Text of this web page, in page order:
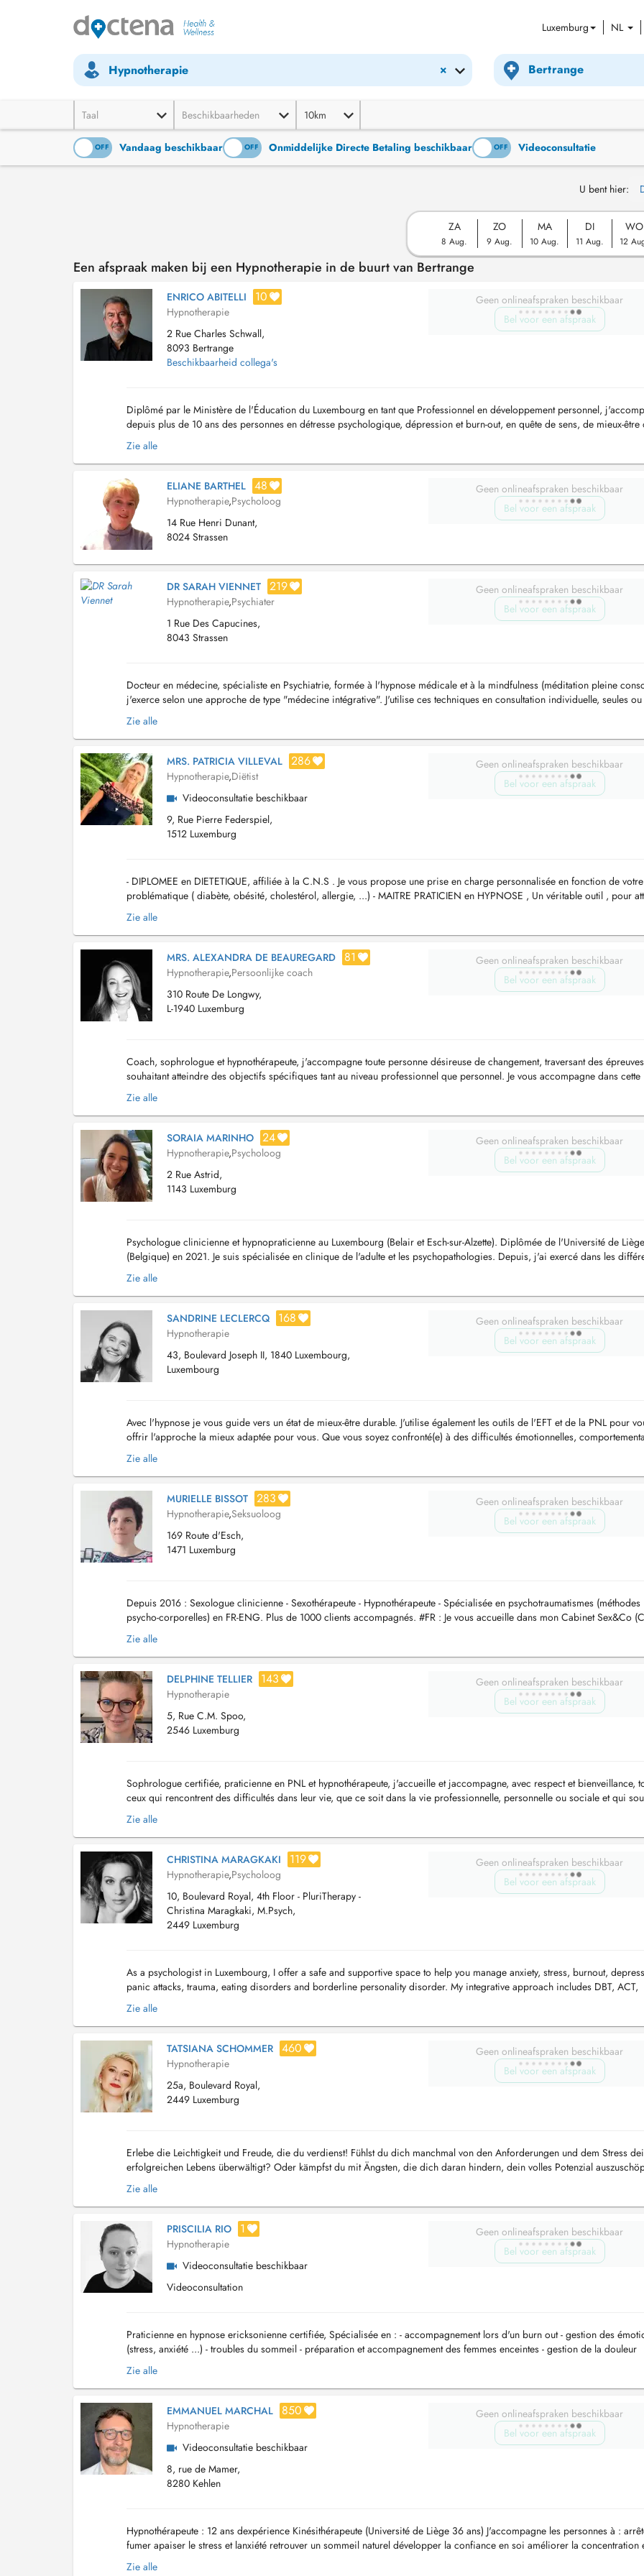
Luxemburg NL
×
Hypnotherapie
Taal Beschikbaarheden 10km
OFF Vandaag beschikbaar
ON OFF Onmiddelijke Directe Betaling beschikbaar
ON OFF Videoconsultatie
U bent hier:
ZA
8 Aug.
ZO
9 Aug.
MA
10 Aug.
DI
11 Aug.
WO
12
Een afspraak maken bij een Hypnotherapie in de buurt van Bertrange
ENRICO ABITELLI 10
Hypnotherapie
2 Rue Charles Schwall,
8093 Bertrange
Beschikbaarheid collega's
Geen onlineafspraken beschikbaar
Bel voor een afspraak
Diplômé par le Ministère de l'Éducation du Luxembourg en tant que Professionnel en développement personnel,
depuis plus de 10 ans des personnes en détresse psychologique, dépression et burn-out, en quête de sens, de mieux-être
transformation. Je suis: * Hypnothérapeute reconn...
Zie alle
ELIANE BARTHEL 48
Hypnotherapie,Psycholoog
14 Rue Henri Dunant,
8024 Strassen
Geen onlineafspraken beschikbaar
Bel voor een afspraak
DR SARAH VIENNET 219
Hypnotherapie,Psychiater
1 Rue Des Capucines,
8043 Strassen
Geen onlineafspraken beschikbaar
Bel voor een afspraak
Docteur en médecine, spécialiste en Psychiatrie, formée à l'hypnose médicale et à la mindfulness (méditation pleine
j'exerce selon une approche de type "médecine intégrative". J'utilise ces techniques en consultation individuelle, seules ou
associées à d'autres techniques cognitivo-com...
Zie alle
MRS. PATRICIA VILLEVAL 286
Hypnotherapie,Diëtist
Videoconsultatie beschikbaar
9, Rue Pierre Federspiel,
1512 Luxemburg
Geen onlineafspraken beschikbaar
Bel voor een afspraak
- DIPLOMEE en DIETETIQUE, affiliée à la C.N.S . Je vous propose une prise en charge personnalisée en fonction de votre
problématique ( diabète, obésité, cholestérol, allergie, ...) - MAITRE PRATICIEN en HYPNOSE , Un véritable outil , pour
vos objectifs : mincir, sevrage tabagique, stre...
Zie alle
MRS. ALEXANDRA DE BEAUREGARD 81
Hypnotherapie,Persoonlijke coach
310 Route De Longwy,
L-1940 Luxemburg
Geen onlineafspraken beschikbaar
Bel voor een afspraak
Coach, sophrologue et hypnothérapeute, j'accompagne toute personne désireuse de changement, traversant des
souhaitant atteindre des objectifs spécifiques tant au niveau professionnel que personnel. Je vous accompagne dans cette
démarche avec plaisir, dans un cadre bienveillant et dynam...
Zie alle
SORAIA MARINHO 24
Hypnotherapie,Psycholoog
2 Rue Astrid,
1143 Luxemburg
Geen onlineafspraken beschikbaar
Bel voor een afspraak
Psychologue clinicienne et hypnopraticienne au Luxembourg (Belair et Esch-sur-Alzette). Diplômée de l'Université de Liège
(Belgique) en 2021. Je suis spécialisée en clinique de l'adulte et les psychopathologies. Depuis, j'ai exercé dans les
domaines de la psychologie, notamment avec de...
Zie alle
SANDRINE LECLERCQ 168
Hypnotherapie
43, Boulevard Joseph II, 1840 Luxembourg,
Luxembourg
Geen onlineafspraken beschikbaar
Bel voor een afspraak
Avec l'hypnose je vous guide vers un état de mieux-être durable. J'utilise également les outils de l'EFT et de la PNL pour
offrir l'approche la mieux adaptée pour vous. Que vous soyez confronté(e) à des difficultés émotionnelles,
d'ordre existentiel ou que vous soyez en pris...
Zie alle
MURIELLE BISSOT 283
Hypnotherapie,Seksuoloog
169 Route d'Esch,
1471 Luxemburg
Geen onlineafspraken beschikbaar
Bel voor een afspraak
Depuis 2016 : Sexologue clinicienne - Sexothérapeute - Hypnothérapeute - Spécialisée en psychotraumatismes (méthodes
psycho-corporelles) en FR-ENG. Plus de 1000 clients accompagnés. #FR : Je vous accueille dans mon Cabinet Sex&Co
Coeur - Conscience) à Luxembourg et propose aux adultes e...
Zie alle
DELPHINE TELLIER 143
Hypnotherapie
5, Rue C.M. Spoo,
2546 Luxemburg
Geen onlineafspraken beschikbaar
Bel voor een afspraak
Sophrologue certifiée, praticienne en PNL et hypnothérapeute, j'accueille et jaccompagne, avec respect et bienveillance,
ceux qui rencontrent des difficultés dans leur vie, que ce soit dans la vie professionnelle, personnelle ou sociale et qui
les transcender pour mieux les dépasser....
Zie alle
CHRISTINA MARAGKAKI 119
Hypnotherapie,Psycholoog
10, Boulevard Royal, 4th Floor - PluriTherapy -
Christina Maragkaki, M.Psych,
2449 Luxemburg
Geen onlineafspraken beschikbaar
Bel voor een afspraak
As a psychologist in Luxembourg, I offer a safe and supportive space to help you manage anxiety, stress, burnout,
panic attacks, trauma, eating disorders and borderline personality disorder. My integrative approach includes DBT, ACT,
mindfulness practices, hypnotherapy, somatic therapy, ...
Zie alle
TATSIANA SCHOMMER 460
Hypnotherapie
25a, Boulevard Royal,
2449 Luxemburg
Geen onlineafspraken beschikbaar
Bel voor een afspraak
Erlebe die Leichtigkeit und Freude, die du verdienst! Fühlst du dich manchmal von den Anforderungen und dem Stress
erfolgreichen Lebens überwältigt? Oder kämpfst du mit Ängsten, die dich daran hindern, dein volles Potenzial
Du bist nicht allein! Ich lade dich ein, die Ener...
Zie alle
PRISCILIA RIO 1
Hypnotherapie
Videoconsultatie beschikbaar
Videoconsultation
Geen onlineafspraken beschikbaar
Bel voor een afspraak
Praticienne en hypnose ericksonienne certifiée, Spécialisée en : - accompagnement lors d'un burn out - gestion des
(stress, anxiété ...) - troubles du sommeil - préparation et accompagnement des femmes enceintes - gestion de la douleur
Certification en EFT (Emotional Freedom Tec...
Zie alle
EMMANUEL MARCHAL 850
Hypnotherapie
Videoconsultatie beschikbaar
8, rue de Mamer,
8280 Kehlen
Geen onlineafspraken beschikbaar
Bel voor een afspraak
Hypnothérapeute : 12 ans dexpérience Kinésithérapeute (Université de Liège 36 ans) J'accompagne les personnes à :
fumer apaiser le stress et lanxiété retrouver un sommeil naturel développer la confiance en soi améliorer la concentration
mémorisation optimiser la prépar...
Zie alle